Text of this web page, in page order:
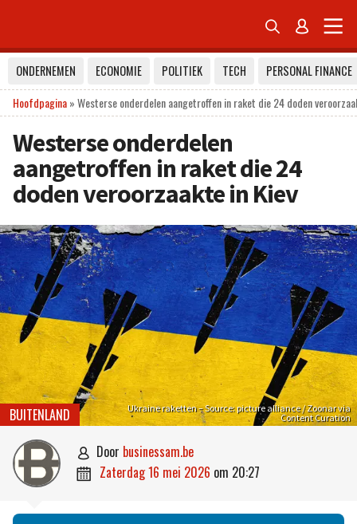
 
ONDERNEMEN ECONOMIE POLITIEK TECH
PERSONAL FINANCE
Hoofdpagina»Westerse onderdelen aangetroffen in raket die 24 doden
Westerse onderdelen
aangetroffen in raket die 24
doden veroorzaakte in Kiev
Ukraine raketten – Source: picture alliance / Zoonar via
Content Curation
BUITENLAND
 door businessam.be
 zaterdag 16 mei 2026 om 20:27